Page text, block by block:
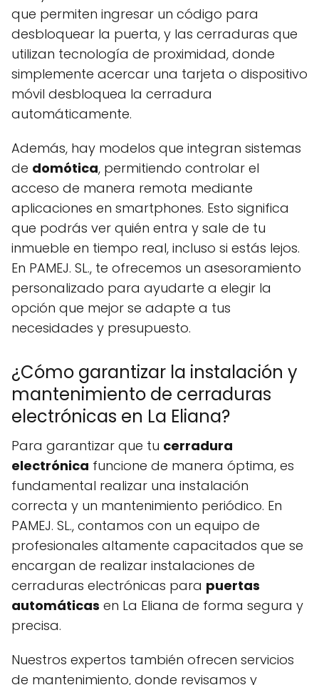
que permiten ingresar un código para
desbloquear la puerta, y las cerraduras que
utilizan tecnología de proximidad, donde
simplemente acercar una tarjeta o dispositivo
móvil desbloquea la cerradura
automáticamente.
Además, hay modelos que integran sistemas
de domótica, permitiendo controlar el
acceso de manera remota mediante
aplicaciones en smartphones. Esto significa
que podrás ver quién entra y sale de tu
inmueble en tiempo real, incluso si estás lejos.
En PAMEJ. SL., te ofrecemos un asesoramiento
personalizado para ayudarte a elegir la
opción que mejor se adapte a tus
necesidades y presupuesto.
¿Cómo garantizar la instalación y
mantenimiento de cerraduras
electrónicas en La Eliana?
Para garantizar que tu cerradura
electrónica funcione de manera óptima, es
fundamental realizar una instalación
correcta y un mantenimiento periódico. En
PAMEJ. SL., contamos con un equipo de
profesionales altamente capacitados que se
encargan de realizar instalaciones de
cerraduras electrónicas para puertas
automáticas en La Eliana de forma segura y
precisa.
Nuestros expertos también ofrecen servicios
de mantenimiento, donde revisamos y